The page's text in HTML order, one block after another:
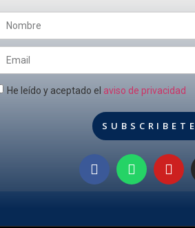
He leído y aceptado el aviso de privacidad
SUBSCRIBETE